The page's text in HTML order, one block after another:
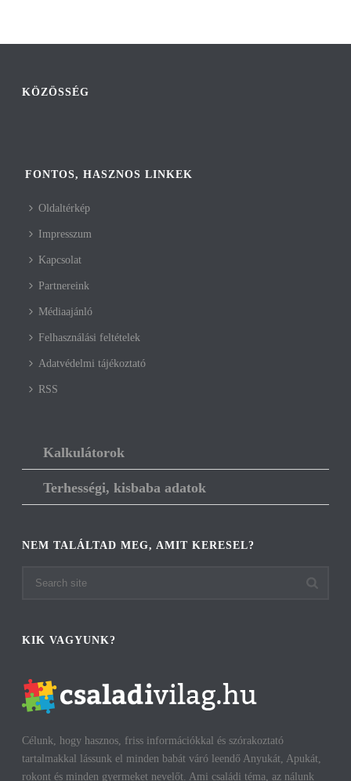
KÖZÖSSÉG
FONTOS, HASZNOS LINKEK
Oldaltérkép
Impresszum
Kapcsolat
Partnereink
Médiaajánló
Felhasználási feltételek
Adatvédelmi tájékoztató
RSS
Kalkulátorok
Terhességi, kisbaba adatok
NEM TALÁLTAD MEG, AMIT KERESEL?
KIK VAGYUNK?
Célunk, hogy hasznos, friss információkkal és szórakoztató
tartalmakkal lássunk el minden babát váró leendő Anyukát, Apukát,
rokont és minden gyermeket nevelőt. Ami családi téma, az nálunk